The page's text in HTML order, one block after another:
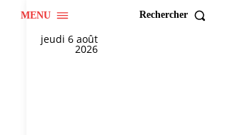
MENU Rechercher
jeudi 6 août
2026